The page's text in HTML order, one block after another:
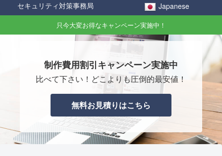
セキュリティ対策事務局
Japanese
只今大変お得なキャンペーン実施中！
制作費用割引キャンペーン実施中
比べて下さい！どこよりも圧倒的最安値！
無料お見積りはこちら